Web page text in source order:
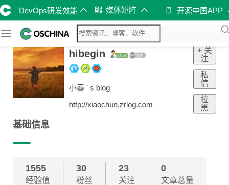
DevOps研发效能 媒体矩阵 开源中国APP
hibegin
小春 ' s blog
http://xiaochun.zrlog.com
+ 关
注
私
信
拉
黑
基础信息
1555
经验值
30
粉丝
23
关注
0
文章总量